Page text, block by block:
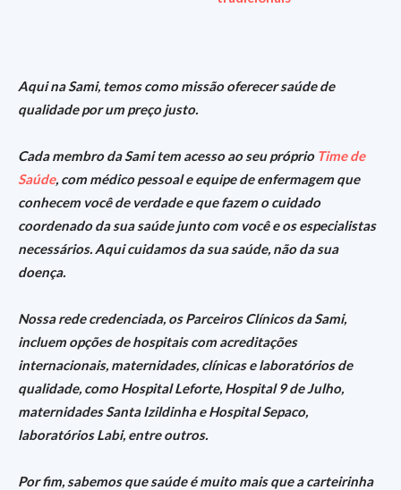
Aqui na Sami, temos como missão oferecer saúde de
qualidade por um preço justo.
Cada membro da Sami tem acesso ao seu próprio Time de
Saúde, com médico pessoal e equipe de enfermagem que
conhecem você de verdade e que fazem o cuidado
coordenado da sua saúde junto com você e os especialistas
necessários. Aqui cuidamos da sua saúde, não da sua
doença.
Nossa rede credenciada, os Parceiros Clínicos da Sami,
incluem opções de hospitais com acreditações
internacionais, maternidades, clínicas e laboratórios de
qualidade, como Hospital Leforte, Hospital 9 de Julho,
maternidades Santa Izildinha e Hospital Sepaco,
laboratórios Labi, entre outros.
Por fim, sabemos que saúde é muito mais que a carteirinha